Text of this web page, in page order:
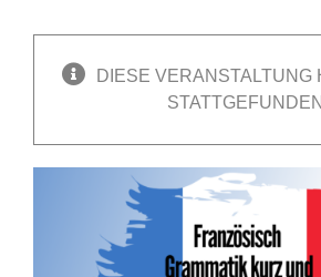
DIESE VERANSTALTUNG